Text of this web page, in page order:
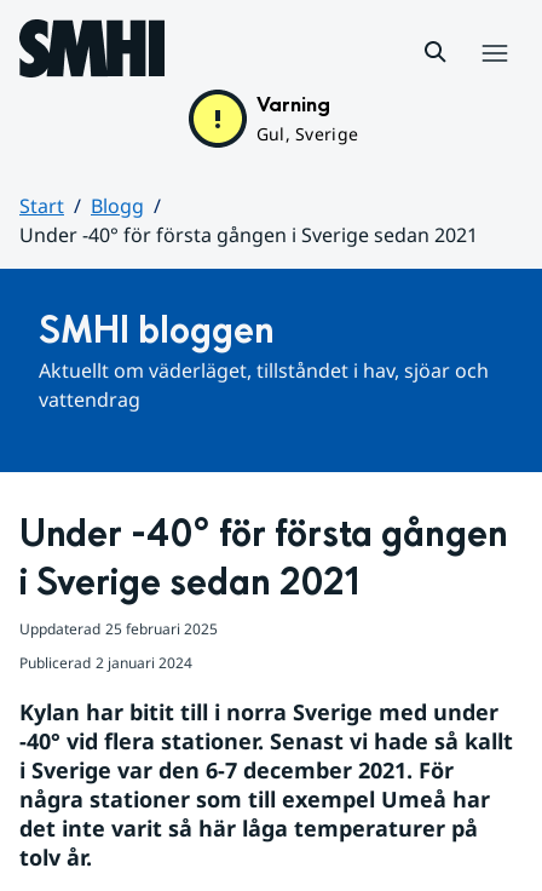
Hoppa till sidans innehåll
Varning
Gul, Sverige
Start
Blogg
Under -40° för första gången i Sverige sedan 2021
SMHI bloggen
Aktuellt om väderläget, tillståndet i hav, sjöar och
vattendrag
Under -40° för första gången
i Sverige sedan 2021
Uppdaterad 25 februari 2025
Publicerad 2 januari 2024
Kylan har bitit till i norra Sverige med under
-40° vid flera stationer. Senast vi hade så kallt
i Sverige var den 6-7 december 2021. För
några stationer som till exempel Umeå har
det inte varit så här låga temperaturer på
tolv år.